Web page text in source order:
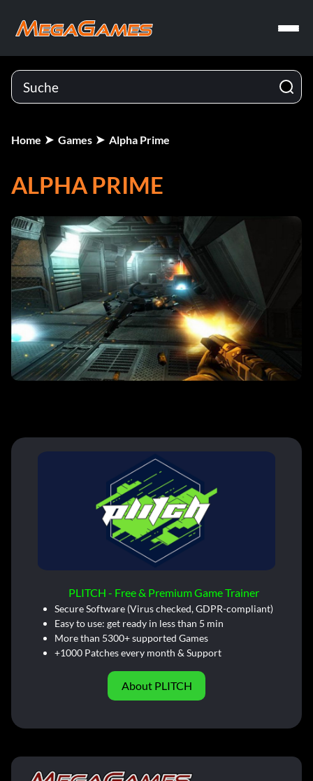
Home Games Alpha Prime
ALPHA PRIME
PLITCH - Free & Premium Game Trainer
Secure Software (Virus checked, GDPR-compliant)
Easy to use: get ready in less than 5 min
More than 5300+ supported Games
+1000 Patches every month & Support
About PLITCH